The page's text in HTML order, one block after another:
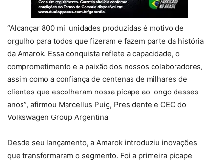
“Alcançar 800 mil unidades produzidas é motivo de
orgulho para todos que fizeram e fazem parte da história
da Amarok. Essa conquista reflete a capacidade, o
comprometimento e a paixão dos nossos colaboradores,
assim como a confiança de centenas de milhares de
clientes que escolheram nossa picape ao longo desses
anos”, afirmou Marcellus Puig, Presidente e CEO do
Volkswagen Group Argentina.
Desde seu lançamento, a Amarok introduziu inovações
que transformaram o segmento. Foi a primeira picape